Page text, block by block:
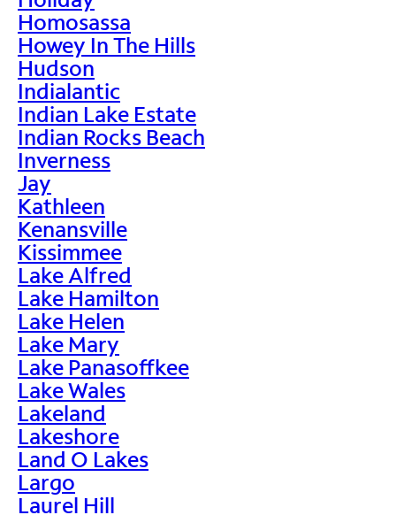
Homosassa
Howey In The Hills
Hudson
Indialantic
Indian Lake Estate
Indian Rocks Beach
Inverness
Jay
Kathleen
Kenansville
Kissimmee
Lake Alfred
Lake Hamilton
Lake Helen
Lake Mary
Lake Panasoffkee
Lake Wales
Lakeland
Lakeshore
Land O Lakes
Largo
Laurel Hill